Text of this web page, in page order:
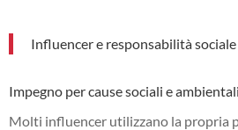
Influencer e responsabilità sociale
Impegno per cause sociali e ambientali
Molti influencer utilizzano la propria